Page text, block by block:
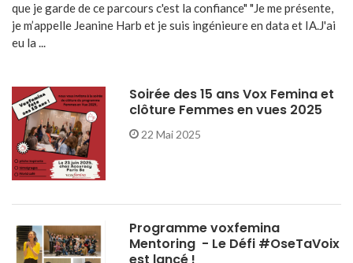
que je garde de ce parcours c'est la confiance" "Je me présente,
je m’appelle Jeanine Harb et je suis ingénieure en data et IA.J'ai
eu la ...
Soirée des 15 ans Vox Femina et
clôture Femmes en vues 2025
22 Mai 2025
Programme voxfemina
Mentoring - Le Défi #OseTaVoix